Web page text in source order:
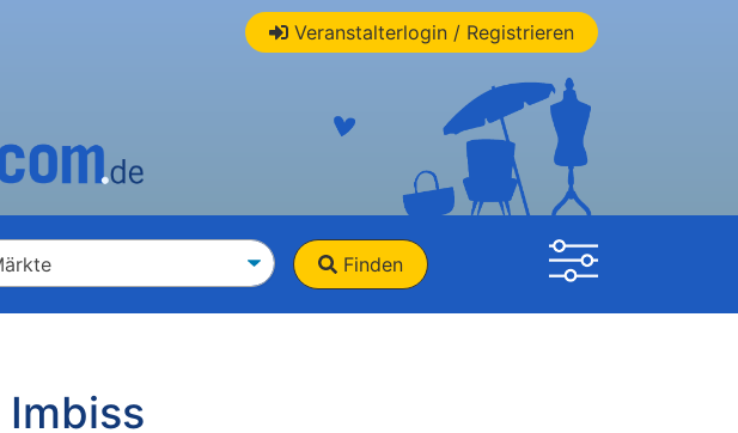
Veranstalterlogin / Registrieren
Finden